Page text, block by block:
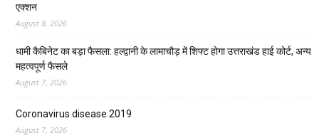
एक्शन
August 8, 2026
धामी कैबिनेट का बड़ा फैसला: हल्द्वानी के लामाचौड़ में शिफ्ट होगा उत्तराखंड हाई कोर्ट, अन्य
महत्वपूर्ण फैसले
August 7, 2026
Coronavirus disease 2019
August 7, 2026